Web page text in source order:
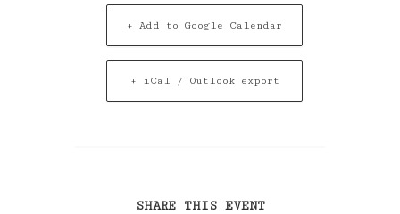
+ Add to Google Calendar
+ iCal / Outlook export
SHARE THIS EVENT